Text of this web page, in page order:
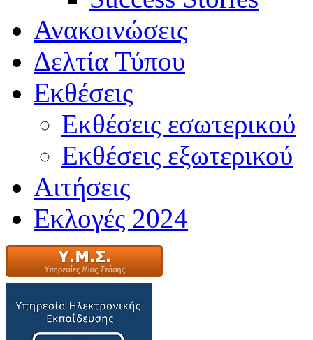
Ανακοινώσεις
Δελτία Τύπου
Εκθέσεις
Εκθέσεις εσωτερικού
Εκθέσεις εξωτερικού
Αιτήσεις
Εκλογές 2024